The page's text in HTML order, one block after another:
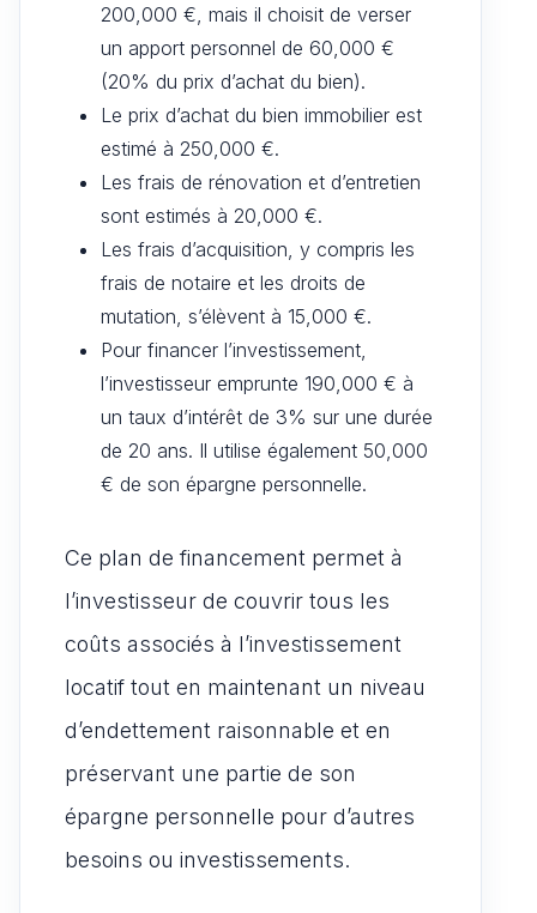
200,000 €, mais il choisit de verser
un apport personnel de 60,000 €
(20% du prix d’achat du bien).
Le prix d’achat du bien immobilier est
estimé à 250,000 €.
Les frais de rénovation et d’entretien
sont estimés à 20,000 €.
Les frais d’acquisition, y compris les
frais de notaire et les droits de
mutation, s’élèvent à 15,000 €.
Pour financer l’investissement,
l’investisseur emprunte 190,000 € à
un taux d’intérêt de 3% sur une durée
de 20 ans. Il utilise également 50,000
€ de son épargne personnelle.
Ce plan de financement permet à
l’investisseur de couvrir tous les
coûts associés à l’investissement
locatif tout en maintenant un niveau
d’endettement raisonnable et en
préservant une partie de son
épargne personnelle pour d’autres
besoins ou investissements.